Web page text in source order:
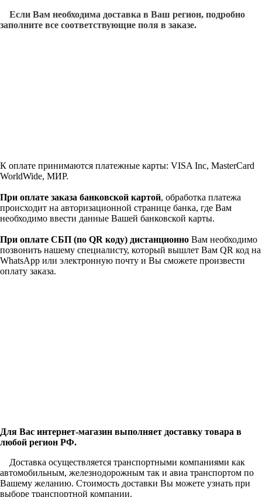
Если Вам необходима доставка в Ваш регион, подробно
заполните все соответствующие поля в заказе.
К оплате принимаются платежные карты: VISA Inc, MasterCard
WorldWide, МИР.
При оплате заказа банковской картой, обработка платежа
происходит на авторизационной странице банка, где Вам
необходимо ввести данные Вашей банковской карты.
При оплате СБП (по QR коду) дистанционно Вам необходимо
позвонить нашему специалисту, который вышлет Вам QR код на
WhatsApp или электронную почту и Вы сможете произвести
оплату заказа.
Для Вас интернет-магазин выполняет доставку товара в
любой регион РФ.
Доставка осуществляется транспортными компаниями как
автомобильным, железнодорожным так и авиа транспортом по
Вашему желанию. Стоимость доставки Вы можете узнать при
выборе транспортной компании.